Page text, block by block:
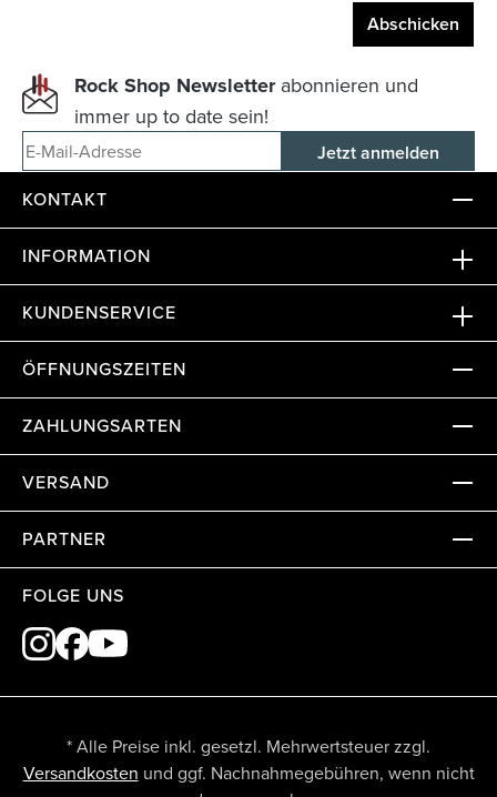
Abschicken
Rock Shop Newsletterabonnieren und
immer up to date sein!
E-Mail-Adresse
KONTAKT
INFORMATION
KUNDENSERVICE
ÖFFNUNGSZEITEN
ZAHLUNGSARTEN
VERSAND
PARTNER
FOLGE UNS
* Alle Preise inkl. gesetzl. Mehrwertsteuer zzgl.
Versandkosten und ggf. Nachnahmegebühren, wenn nicht